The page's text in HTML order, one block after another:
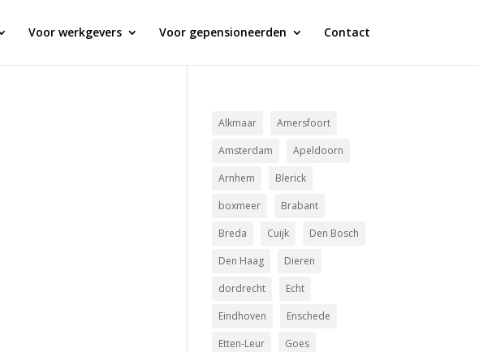
Voor werkgevers Voor gepensioneerden Contact
Alkmaar
Amersfoort
Amsterdam
Apeldoorn
Arnhem
Blerick
boxmeer
Brabant
Breda
Cuijk
Den Bosch
Den Haag
Dieren
dordrecht
Echt
Eindhoven
Enschede
Etten-Leur
Goes